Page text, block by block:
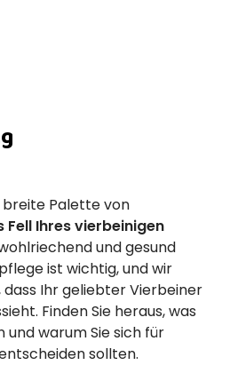
breite Palette von
Fell Ihres vierbeinigen
und gesund
ist wichtig, und wir
dass Ihr geliebter Vierbeiner
Finden Sie heraus, was
und warum Sie sich für
sollten.